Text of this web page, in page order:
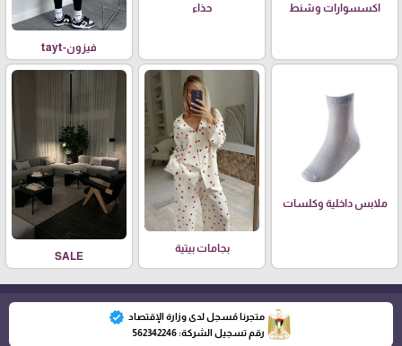
اكسسوارات وشنط حذاء
فيزون-tayt
ملابس داخلية وكلسات
بجامات بيتية
SALE
متجرنا مُسجل لدى وزارة الإقتصاد verified
رقم تسجيل الشركة: 562342246